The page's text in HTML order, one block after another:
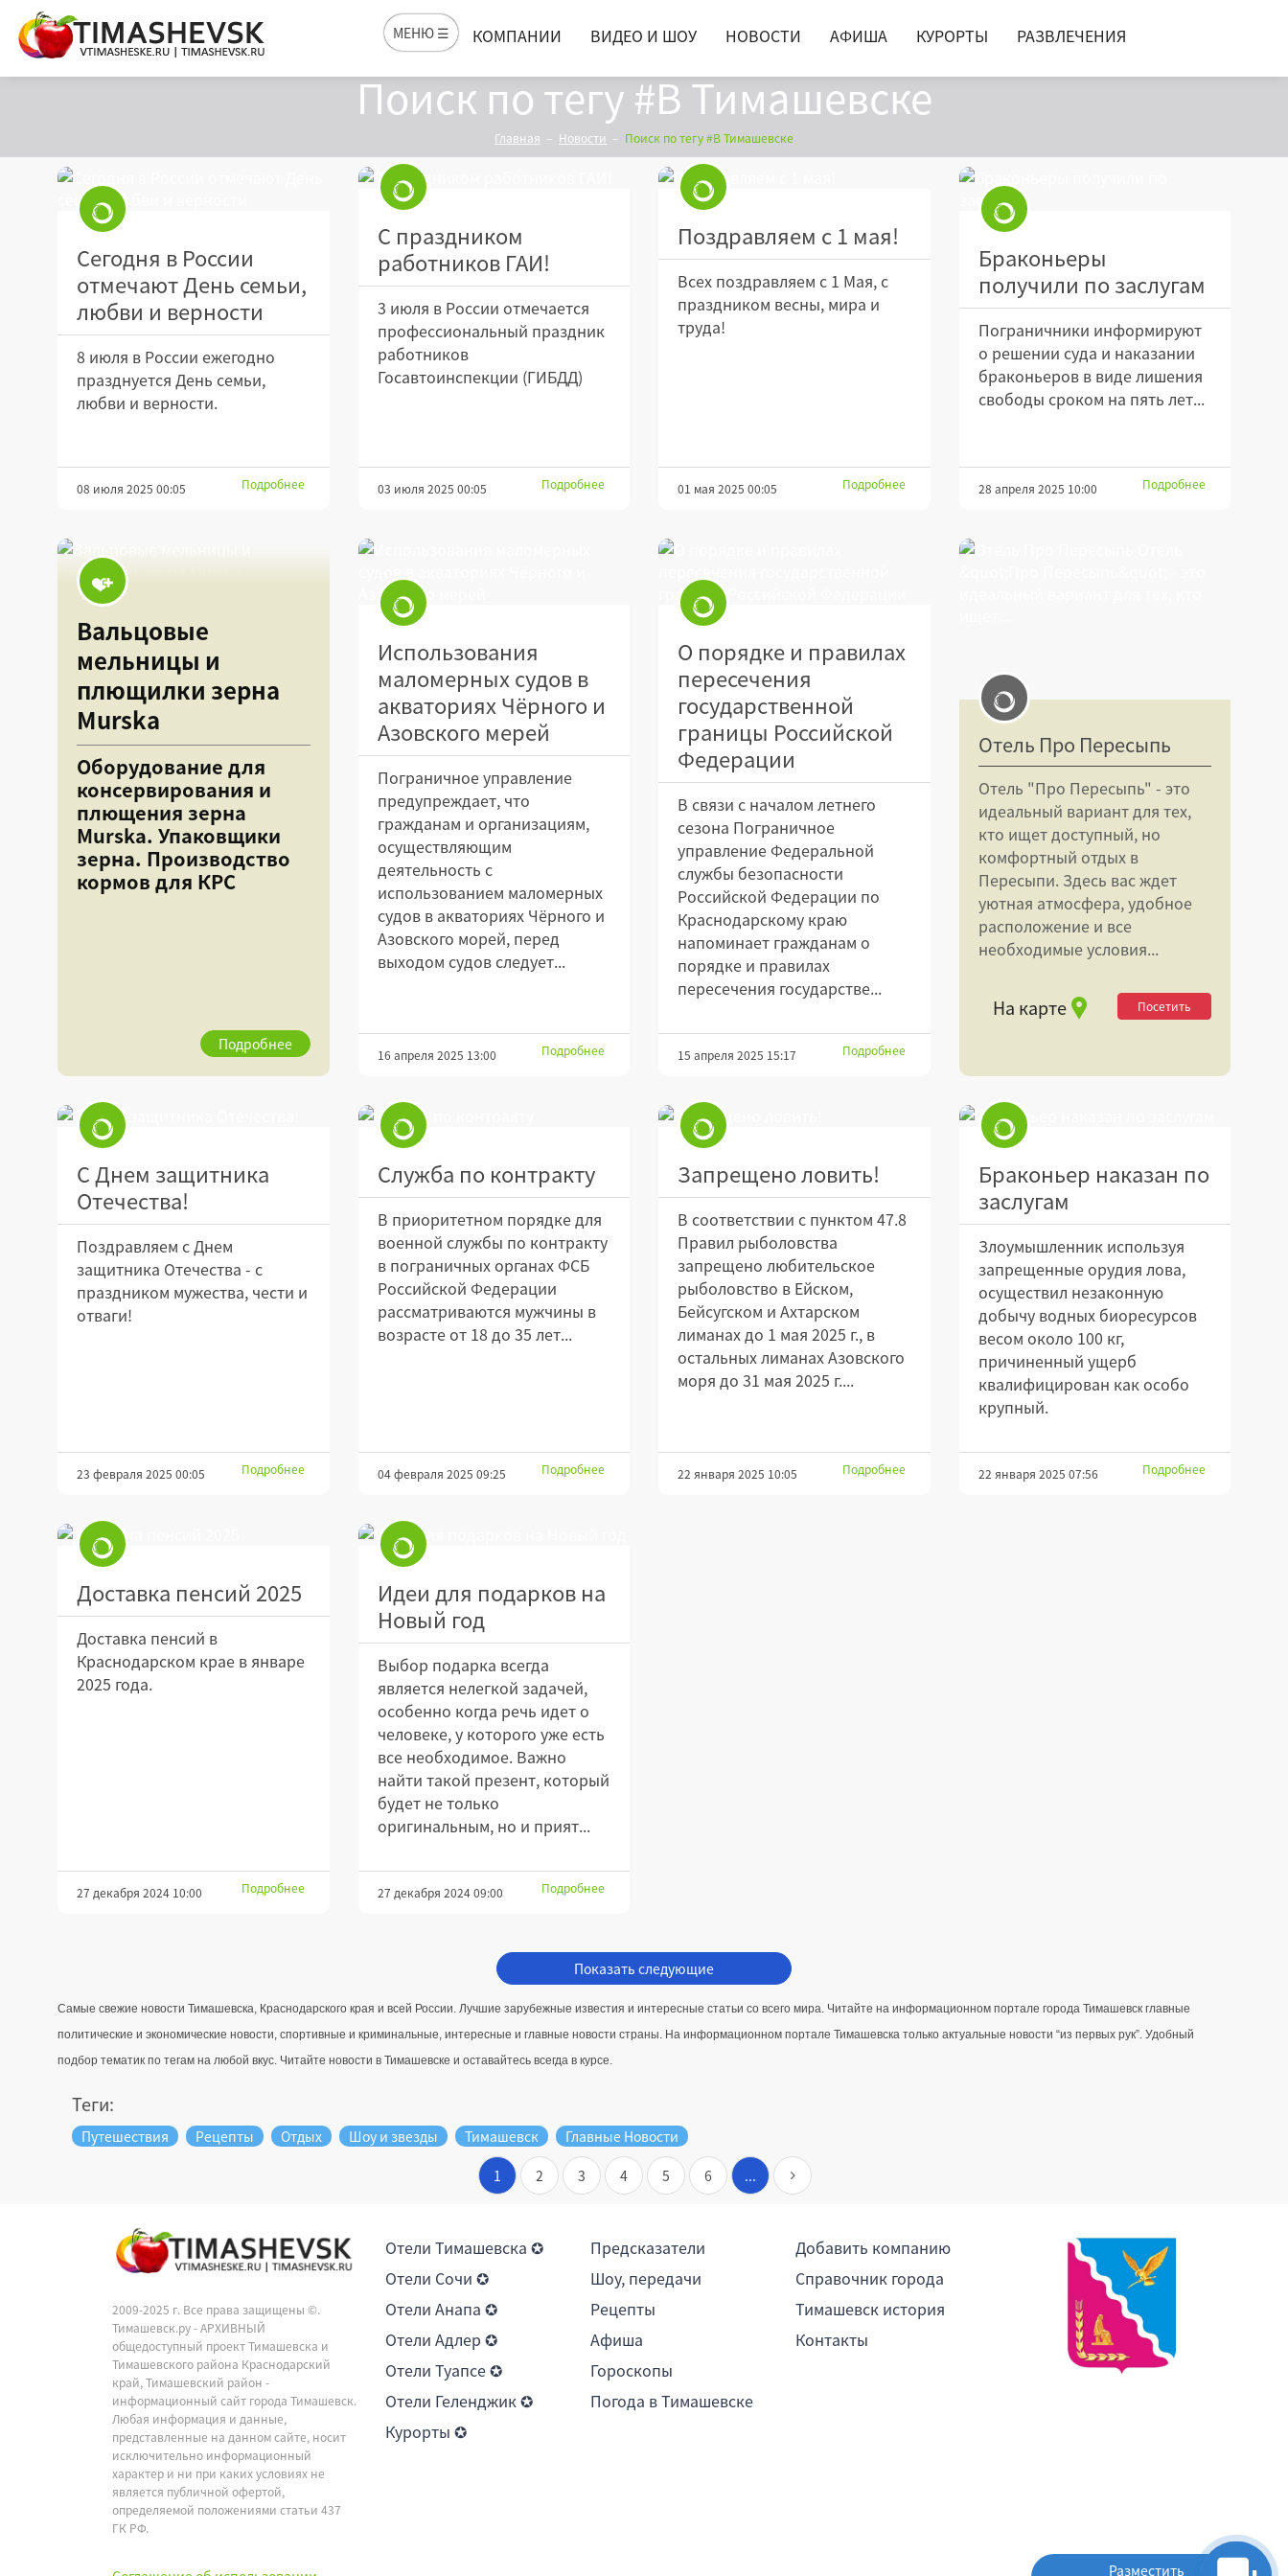
МЕНЮ ☰ КОМПАНИИ ВИДЕО И ШОУ НОВОСТИ АФИША КУРОРТЫ РАЗВЛЕЧЕНИЯ
Поиск по тегу #В Тимашевске
Главная Новости Поиск по тегу #В Тимашевске
Сегодня в России
отмечают День семьи,
любви и верности
8 июля в России ежегодно
празднуется День семьи,
любви и верности.
08 июля 2025 00:05 Подробнее
С праздником
работников ГАИ!
3 июля в России отмечается
профессиональный праздник
работников
Госавтоинспекции (ГИБДД)
03 июля 2025 00:05 Подробнее
Поздравляем с 1 мая!
Всех поздравляем с 1 Мая, с
праздником весны, мира и
труда!
01 мая 2025 00:05 Подробнее
Браконьеры
получили по заслугам
Пограничники информируют
о решении суда и наказании
браконьеров в виде лишения
свободы сроком на пять лет...
28 апреля 2025 10:00 Подробнее
Вальцовые
мельницы и
плющилки зерна
Murska
Оборудование для
консервирования и
плющения зерна
Murska. Упаковщики
зерна. Производство
кормов для КРС
Подробнее
Использования
маломерных судов в
акваториях Чёрного и
Азовского мерей
Пограничное управление
предупреждает, что
гражданам и организациям,
осуществляющим
деятельность с
использованием маломерных
судов в акваториях Чёрного и
Азовского морей, перед
выходом судов следует...
16 апреля 2025 13:00 Подробнее
О порядке и правилах
пересечения
государственной
границы Российской
Федерации
В связи с началом летнего
сезона Пограничное
управление Федеральной
службы безопасности
Российской Федерации по
Краснодарскому краю
напоминает гражданам о
порядке и правилах
пересечения государстве...
15 апреля 2025 15:17 Подробнее
Отель Про Пересыпь
Отель "Про Пересыпь" - это
идеальный вариант для тех,
кто ищет доступный, но
комфортный отдых в
Пересыпи. Здесь вас ждет
уютная атмосфера, удобное
расположение и все
необходимые условия...
На карте Посетить
С Днем защитника
Отечества!
Поздравляем с Днем
защитника Отечества - с
праздником мужества, чести и
отваги!
23 февраля 2025 00:05 Подробнее
Служба по контракту
В приоритетном порядке для
военной службы по контракту
в пограничных органах ФСБ
Российской Федерации
рассматриваются мужчины в
возрасте от 18 до 35 лет...
04 февраля 2025 09:25 Подробнее
Запрещено ловить!
В соответствии с пунктом 47.8
Правил рыболовства
запрещено любительское
рыболовство в Ейском,
Бейсугском и Ахтарском
лиманах до 1 мая 2025 г., в
остальных лиманах Азовского
моря до 31 мая 2025 г....
22 января 2025 10:05 Подробнее
Браконьер наказан по
заслугам
Злоумышленник используя
запрещенные орудия лова,
осуществил незаконную
добычу водных биоресурсов
весом около 100 кг,
причиненный ущерб
квалифицирован как особо
крупный.
22 января 2025 07:56 Подробнее
Доставка пенсий 2025
Доставка пенсий в
Краснодарском крае в январе
2025 года.
27 декабря 2024 10:00 Подробнее
Идеи для подарков на
Новый год
Выбор подарка всегда
является нелегкой задачей,
особенно когда речь идет о
человеке, у которого уже есть
все необходимое. Важно
найти такой презент, который
будет не только
оригинальным, но и прият...
27 декабря 2024 09:00 Подробнее
Показать следующие
Самые свежие новости Тимашевска, Краснодарского края и всей России. Лучшие зарубежные известия и интересные статьи со всего мира. Читайте на информационном портале города Тимашевск главные
политические и экономические новости, спортивные и криминальные, интересные и главные новости страны. На информационном портале Тимашевска только актуальные новости “из первых рук”. Удобный
подбор тематик по тегам на любой вкус. Читайте новости в Тимашевске и оставайтесь всегда в курсе.
Теги:
Путешествия Рецепты Отдых Шоу и звезды Тимашевск Главные Новости
1 2 3 4 5 6 ...
2009-2025 г. Все права защищены ©.
Тимашевск.ру - АРХИВНЫЙ
общедоступный проект Тимашевска и
Тимашевского района Краснодарский
край, Тимашевский район -
информационный сайт города Тимашевск.
Любая информация и данные,
представленные на данном сайте, носит
исключительно информационный
характер и ни при каких условиях не
является публичной офертой,
определяемой положениями статьи 437
ГК РФ.
Отели Тимашевска ✪
Отели Сочи ✪
Отели Анапа ✪
Отели Адлер ✪
Отели Туапсе ✪
Отели Геленджик ✪
Курорты ✪
Предсказатели
Шоу, передачи
Рецепты
Афиша
Гороскопы
Погода в Тимашевске
Добавить компанию
Справочник города
Тимашевск история
Контакты
Разместить